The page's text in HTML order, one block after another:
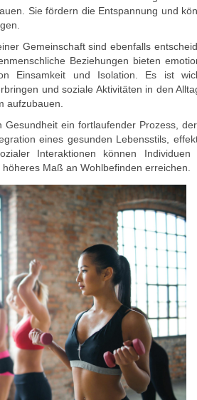
Sie fördern die Entspannung und
Gemeinschaft sind ebenfalls
Beziehungen bieten
Einsamkeit und Isolation. Es ist
und soziale Aktivitäten in den
aufzubauen.
ein fortlaufender Prozess,
eines gesunden Lebensstils,
Interaktionen können Individuen
Maß an Wohlbefinden erreichen.